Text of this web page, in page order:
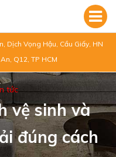
Dịch Vọng Hậu, Cầu Giấy, HN
Q12, TP HCM
tức
vệ sinh và
đúng cách